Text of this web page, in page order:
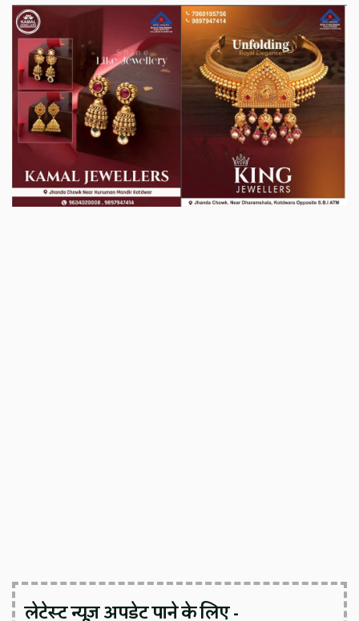
लेटेस्ट न्यूज़ अपडेट पाने के लिए -